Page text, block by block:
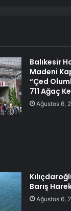
Balıkesir
Madeni
“Çed
711 Ağaç
Ağustos 6,
Barış
Ağustos 6,